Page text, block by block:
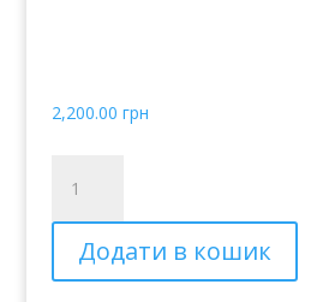
2,200.00 грн
флюид
для
лица
-
Додати в кошик